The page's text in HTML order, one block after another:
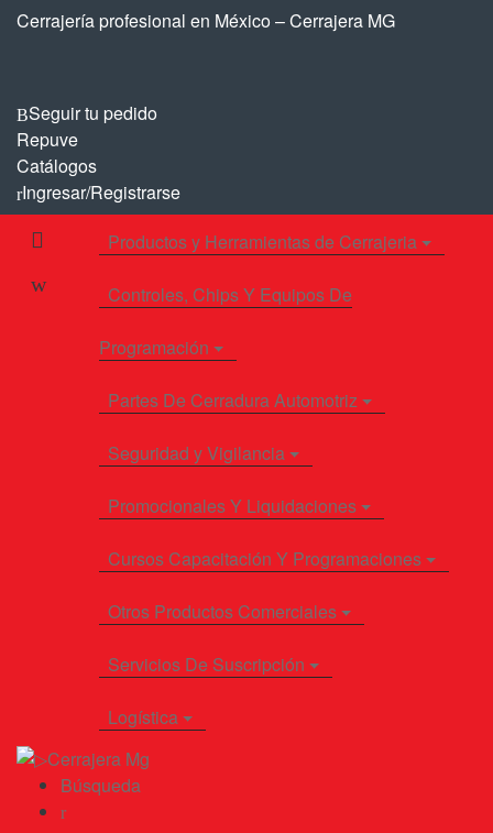
Saltar
Saltar
Cerrajería profesional en México – Cerrajera MG
Seguir tu pedido
Repuve
Catálogos
Ingresar/Registrarse
Productos y Herramientas de Cerrajeria
Controles, Chips Y Equipos De
Programación
Partes De Cerradura Automotriz
Seguridad y Vigilancia
Promocionales Y Liquidaciones
Cursos Capacitación Y Programaciones
Otros Productos Comerciales
Servicios De Suscripción
Logística
Búsqueda